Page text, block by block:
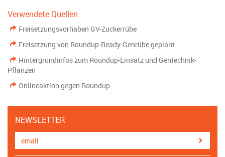
Verwendete Quellen
Freisetzungsvorhaben GV-Zuckerrübe
Freisetzung von Roundup-Ready-Genrübe geplant
Hintergrundinfos zum Roundup-Einsatz und Gentechnik-
Pflanzen
Onlineaktion gegen Roundup
NEWSLETTER